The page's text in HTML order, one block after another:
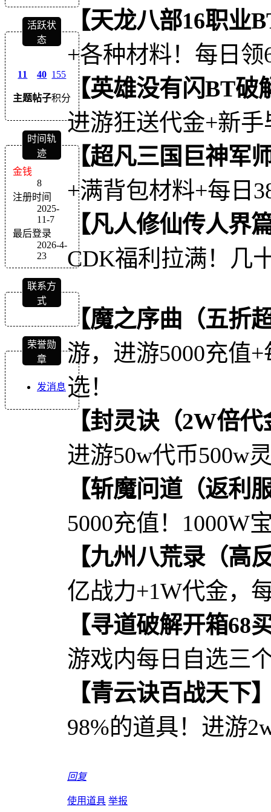
活跃状
态
11
主题
40
帖子
155
积分
时间轨
迹
金钱
8
注册时间
2025-
11-7
最后登录
2026-4-
23
联系方
式
荣誉勋
章
发消息
【天龙八部16职业
+各种材料！每日领
【英雄没有闪BT破
进游狂送代金+新
【超凡三国巨神军
+满背包材料+每日
【凡人修仙传人界
CDK福利拉满！几
【魔之序曲（五折
游，进游5000充值
选！
【封灵诀（2W倍
进游50w代币500w
【斩魔问道（返利
5000充值！1000W
【九州八荒录（高
亿战力+1W代金，
【寻道破解开箱68
游戏内每日自选三
【青云诀百战天下
98%的道具！进游
回复
使用道具 举报